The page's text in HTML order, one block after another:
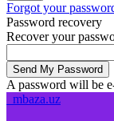
Forgot your
Password recovery
Recover your
A password will be
mbaza.uz